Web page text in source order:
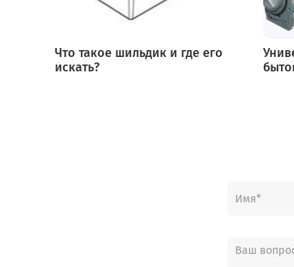
Что такое шильдик и где его
искать?